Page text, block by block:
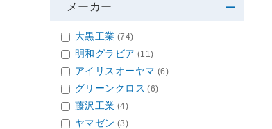
メーカー
大黒工業 (74)
明和グラビア (11)
アイリスオーヤマ (6)
グリーンクロス (6)
藤沢工業 (4)
ヤマゼン (3)